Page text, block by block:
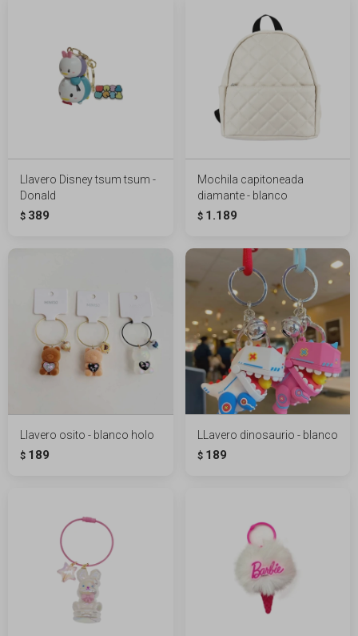
Llavero Disney tsum tsum -
Donald
$ 389
Mochila capitoneada
diamante - blanco
$ 1.189
Llavero osito - blanco holo
$ 189
LLavero dinosaurio - blanco
$ 189